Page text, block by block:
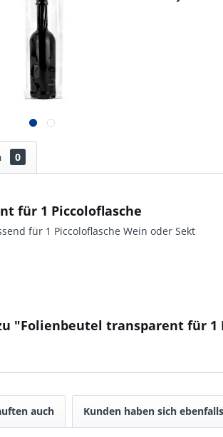
0
für 1 Piccoloflasche
für 1 Piccoloflasche Wein oder Sekt
"Folienbeutel transparent für 1
auch Kunden haben sich